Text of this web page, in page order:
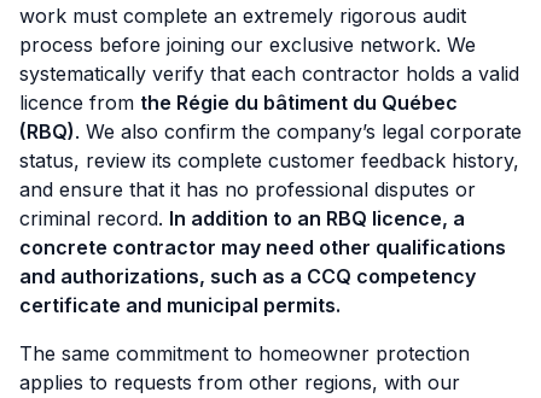
work must complete an extremely rigorous audit
process before joining our exclusive network. We
systematically verify that each contractor holds a valid
licence from the Régie du bâtiment du Québec
(RBQ). We also confirm the company’s legal corporate
status, review its complete customer feedback history,
and ensure that it has no professional disputes or
criminal record. In addition to an RBQ licence, a
concrete contractor may need other qualifications
and authorizations, such as a CCQ competency
certificate and municipal permits.
The same commitment to homeowner protection
applies to requests from other regions, with our